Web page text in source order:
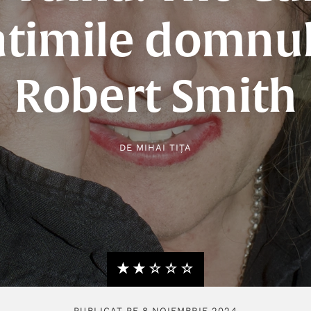
Robert Smith
DEMIHAI TIȚA
★★★★★
☆☆☆☆☆